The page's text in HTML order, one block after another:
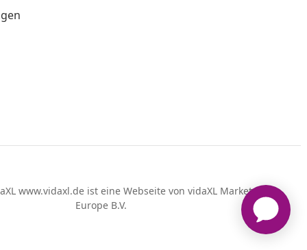
www.vidaxl.de ist eine Webseite von vidaXL Marketplace
Europe B.V.